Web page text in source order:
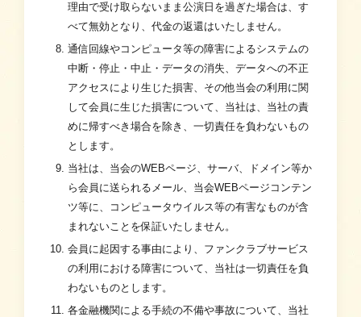
理由で受け取らないまま公演日を過ぎた場合は、す
べて無効となり、代金の返還はいたしません。
通信回線やコンピュータ等の障害によるシステムの
中断・停止・中止・データの消失、データへの不正
アクセスにより生じた損害、その他当会の利用に関
して会員に生じた損害について、当社は、当社の責
めに帰すべき場合を除き、一切責任を負わないもの
とします。
当社は、当会のWEBページ、サーバ、ドメイン等か
ら会員に送られるメール、当会WEBページコンテン
ツ等に、コンピュータウイルス等の有害なものが含
まれないことを保証いたしません。
会員に起因する事由により、ファンクラブサービス
の利用における障害について、当社は一切責任を負
わないものとします。
各金融機関による手続の不備や事故について、当社